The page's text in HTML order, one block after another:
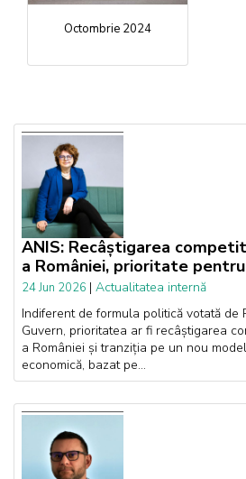
Octombrie 2024
ANIS: Recâștigarea
a României, prioritate
24 Jun 2026 | Actualitatea internă
Indiferent de formula politică votată de
Guvern, prioritatea ar fi recâștigarea
a României și tranziția pe un nou
economică, bazat pe...